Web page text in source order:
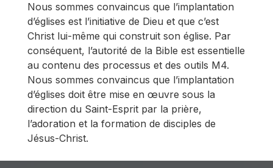
Nous sommes convaincus que l’implantation
d’églises est l’initiative de Dieu et que c’est
Christ lui-même qui construit son église. Par
conséquent, l’autorité de la Bible est essentielle
au contenu des processus et des outils M4.
Nous sommes convaincus que l’implantation
d’églises doit être mise en œuvre sous la
direction du Saint-Esprit par la prière,
l’adoration et la formation de disciples de
Jésus-Christ.